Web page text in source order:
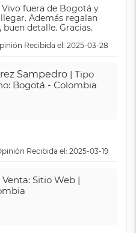
fuera de Bogotá y
Además regalan
detalle. Gracias.
Recibida el: 2025-03-28
Sampedro | Tipo
Bogotá - Colombia
Recibida el: 2025-03-19
Venta: Sitio Web |